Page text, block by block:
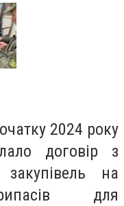
2024 року
договір з
на
для